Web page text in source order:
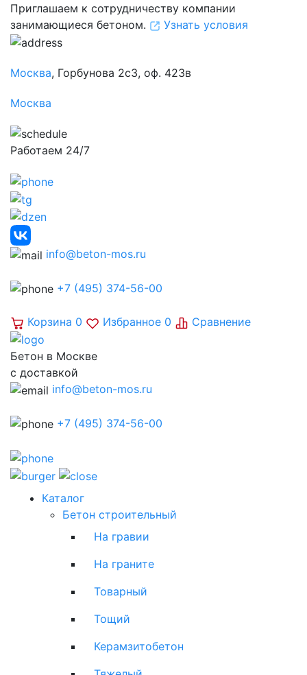
Приглашаем к сотрудничеству компании
занимающиеся бетоном.
Узнать условия
Москва, Горбунова 2с3, оф. 423в
Москва
Работаем 24/7
info@beton-mos.ru
+7 (495) 374-56-00
Корзина 0 Избранное 0 Сравнение
Бетон в Москве
с доставкой
info@beton-mos.ru
+7 (495) 374-56-00
Каталог
Бетон строительный
На гравии
На граните
Товарный
Тощий
Керамзитобетон